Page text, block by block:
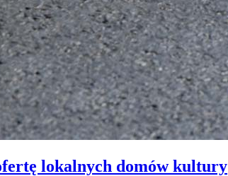
lokalnych domów kultury